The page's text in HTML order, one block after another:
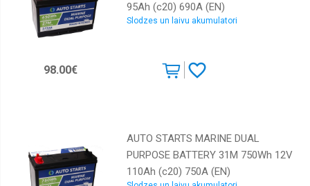
95Ah (c20) 690A (EN)
303x172x200/223 1/1 EAN47
Slodzes un laivu akumulatori
98.00€
AUTO STARTS MARINE DUAL
PURPOSE BATTERY 31M 750Wh 12V
110Ah (c20) 750A (EN)